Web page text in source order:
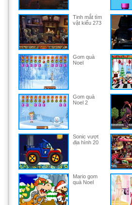
Tinh mắt tìm
vật kiểu 273
Gom quà
Noel
Gom quà
Noel 2
Sonic vượt
địa hình 20
Mario gom
quà Noel